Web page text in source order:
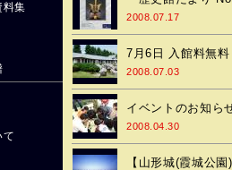
料集
て
2008.07.17
7月6日 入館料無料
2008.07.03
イベントのお知ら
2008.04.30
【山形城(霞城公